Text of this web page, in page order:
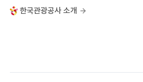
한국관광공사 소개